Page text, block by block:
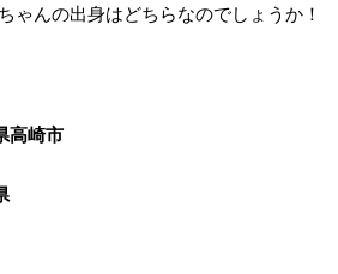
ゃんの出身はどちらなのでしょうか！
市